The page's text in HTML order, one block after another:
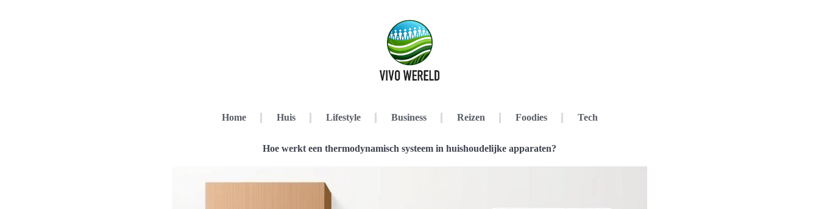
Home Huis Lifestyle Business Reizen Foodies Tech
Hoe werkt een thermodynamisch systeem in huishoudelijke apparaten?